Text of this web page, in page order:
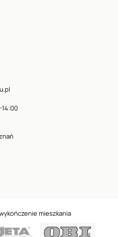
mieszkania